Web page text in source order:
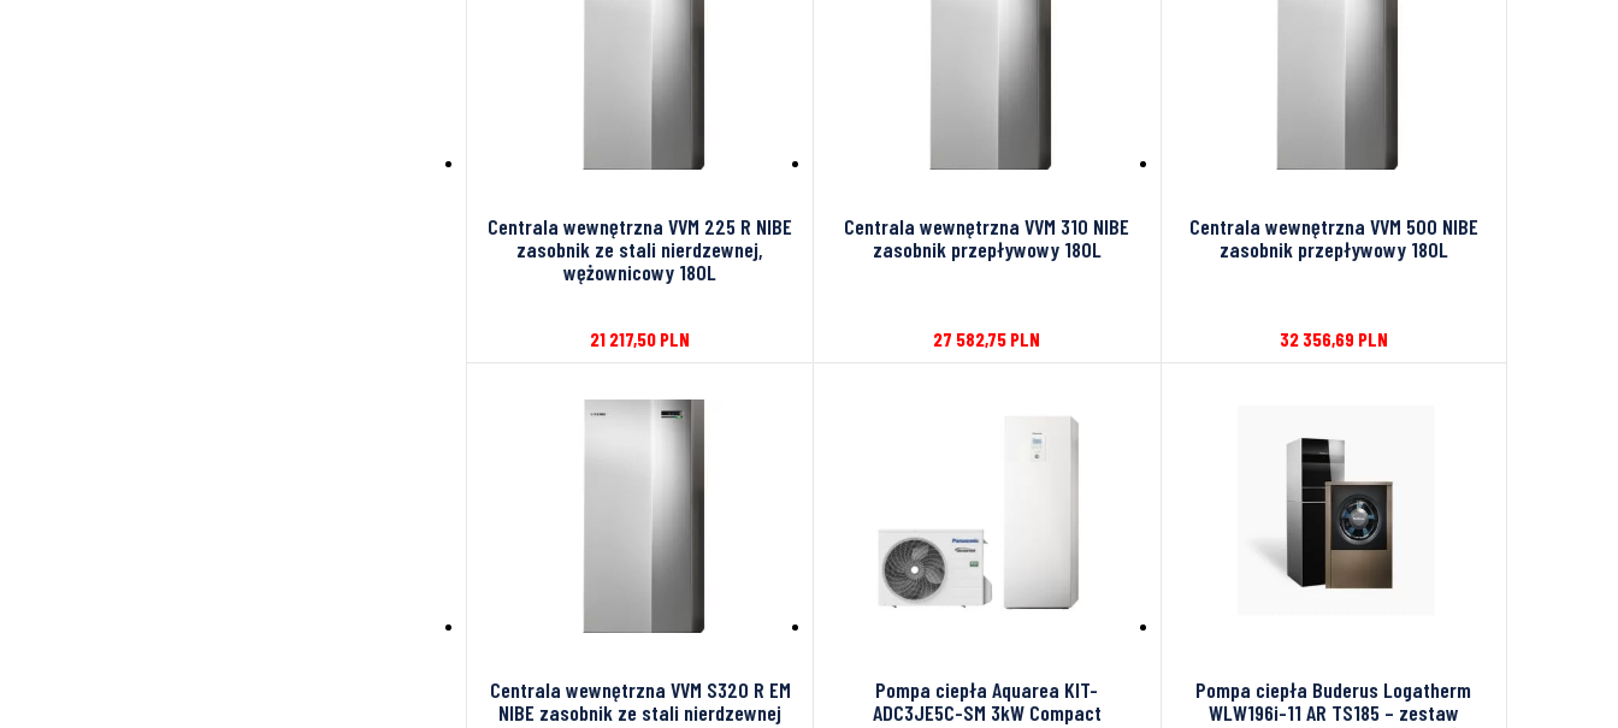
Centrala wewnętrzna VVM 225 R NIBE
zasobnik ze stali nierdzewnej,
wężownicowy 180L
21 217,50 PLN
Centrala wewnętrzna VVM 310 NIBE
zasobnik przepływowy 180L
27 582,75 PLN
Centrala wewnętrzna VVM 500 NIBE
zasobnik przepływowy 180L
32 356,69 PLN
Centrala wewnętrzna VVM S320 R EM
NIBE zasobnik ze stali nierdzewnej
Pompa ciepła Aquarea KIT-
ADC3JE5C-SM 3kW Compact
Pompa ciepła Buderus Logatherm
WLW196i-11 AR TS185 – zestaw